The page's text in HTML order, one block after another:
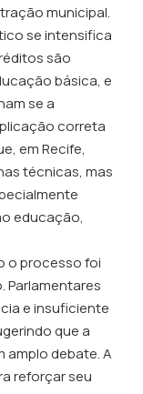
municipal.
se intensifica
são
básica, e
se a
correta
em Recife,
técnicas, mas
educação,
o processo foi
Parlamentares
e insuficiente
que a
amplo debate. A
reforçar seu